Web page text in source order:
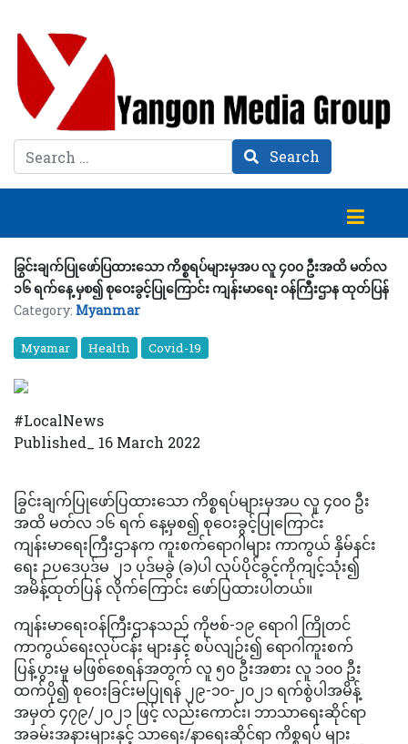
Search Search
ခြွင်းချက်ပြုဖော်ပြထားသော ကိစ္စရပ်များမှအပ လူ ၄၀၀ ဦးအထိ မတ်လ
၁၆ ရက်နေ့ မှစ၍ စုဝေးခွင့်ပြုကြောင်း ကျန်းမာရေး ဝန်ကြီးဌာန ထုတ်ပြန်
Category: Myanmar
Myamar Health Covid-19
#LocalNews
Published_ 16 March 2022
ခြွင်းချက်ပြုဖော်ပြထားသော ကိစ္စရပ်များမှအပ လူ ၄၀၀ ဦး
အထိ မတ်လ ၁၆ ရက် နေ့မှစ၍ စုဝေးခွင့်ပြုကြောင်း
ကျန်းမာရေးကြီးဌာနက ကူးစက်ရောဂါများ ကာကွယ် နှိမ်နင်း
ရေး ဉပဒေပုဒ်မ ၂၁ ပုဒ်မခွဲ (ခ)ပါ လုပ်ပိုင်ခွင့်ကိုကျင့်သုံး၍
အမိန့်ထုတ်ပြန် လိုက်ကြောင်း ဖော်ပြထားပါတယ်။
ကျန်းမာရေးဝန်ကြီးဌာနသည် ကိုဗစ်-၁၉ ရောဂါ ကြိုတင်
ကာကွယ်ရေးလုပ်ငန်း များနှင့် စပ်လျဉ်း၍ ရောဂါကူးစက်
ပြန့်ပွားမှု မဖြစ်စေရန်အတွက် လူ ၅၀ ဦးအစား လူ ၁၀၀ ဦး
ထက်ပို၍ စုဝေးခြင်းမပြုရန် ၂၉-၁၀-၂၀၂၁ ရက်စွဲပါအမိန့်
အမှတ် ၄၇၉/၂၀၂၁ ဖြင့် လည်းကောင်း၊ ဘာသာရေးဆိုင်ရာ
အခမ်းအနားများနှင့် သာရေး/နာရေးဆိုင်ရာ ကိစ္စရပ် များ